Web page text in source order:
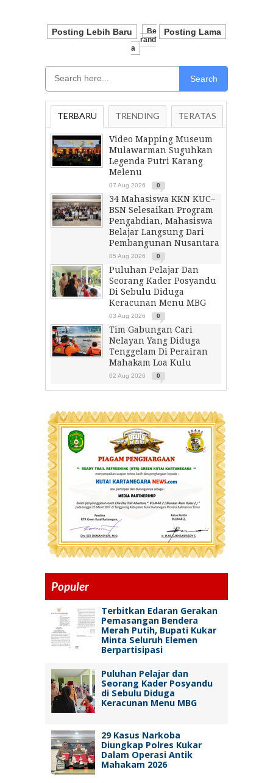
Posting Lebih Baru Posting Lama
Be
Rand
A
Search
TERBARU TRENDING TERATAS
Video Mapping Museum
Mulawarman Suguhkan
Legenda Putri Karang
Melenu
07 Aug 2026 0
34 Mahasiswa KKN KUC–
BSN Selesaikan Program
Pengabdian, Mahasiswa
Belajar Langsung Dari
Pembangunan Nusantara
05 Aug 2026 0
Puluhan Pelajar Dan
Seorang Kader Posyandu
Di Sebulu Diduga
Keracunan Menu MBG
03 Aug 2026 0
Tim Gabungan Cari
Nelayan Yang Diduga
Tenggelam Di Perairan
Mahakam Loa Kulu
02 Aug 2026 0
Populer
Terbitkan Edaran Gerakan
Pemasangan Bendera
Merah Putih, Bupati Kukar
Minta Seluruh Elemen
Berpartisipasi
Puluhan Pelajar dan
Seorang Kader Posyandu
di Sebulu Diduga
Keracunan Menu MBG
29 Kasus Narkoba
Diungkap Polres Kukar
Dalam Operasi Antik
Mahakam 2026